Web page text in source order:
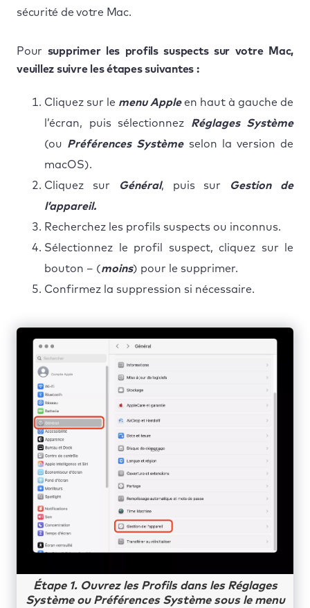
sécurité de votre Mac.
Pour supprimer les profils suspects sur votre Mac,
veuillez suivre les étapes suivantes :
Cliquez sur le menu Appleen haut à gauche de
l’écran, puis sélectionnez Réglages Système
(ou Préférences Systèmeselon la version de
macOS).
Cliquez sur
Général, puis sur
Gestion de
l’appareil.
Recherchez les profils suspects ou inconnus.
Sélectionnez le profil suspect, cliquez sur le
bouton – (moins) pour le supprimer.
Confirmez la suppression si nécessaire.
Étape 1. Ouvrez les Profils dans les Réglages
Système ou Préférences Système sous le menu